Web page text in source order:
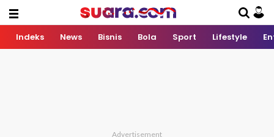
Indeks News Bisnis Bola Sport Lifestyle